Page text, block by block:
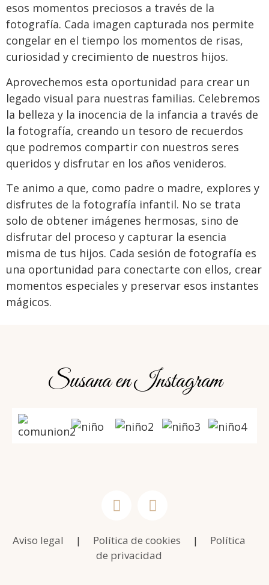
esos momentos preciosos a través de la
fotografía. Cada imagen capturada nos permite
congelar en el tiempo los momentos de risas,
curiosidad y crecimiento de nuestros hijos.
Aprovechemos esta oportunidad para crear un
legado visual para nuestras familias. Celebremos
la belleza y la inocencia de la infancia a través de
la fotografía, creando un tesoro de recuerdos
que podremos compartir con nuestros seres
queridos y disfrutar en los años venideros.
Te animo a que, como padre o madre, explores y
disfrutes de la fotografía infantil. No se trata
solo de obtener imágenes hermosas, sino de
disfrutar del proceso y capturar la esencia
misma de tus hijos. Cada sesión de fotografía es
una oportunidad para conectarte con ellos, crear
momentos especiales y preservar esos instantes
mágicos.
Susana en Instagram
Aviso legal | Política de cookies | Política
de privacidad